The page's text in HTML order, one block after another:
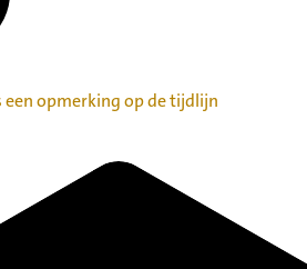
opmerking op de tijdlijn